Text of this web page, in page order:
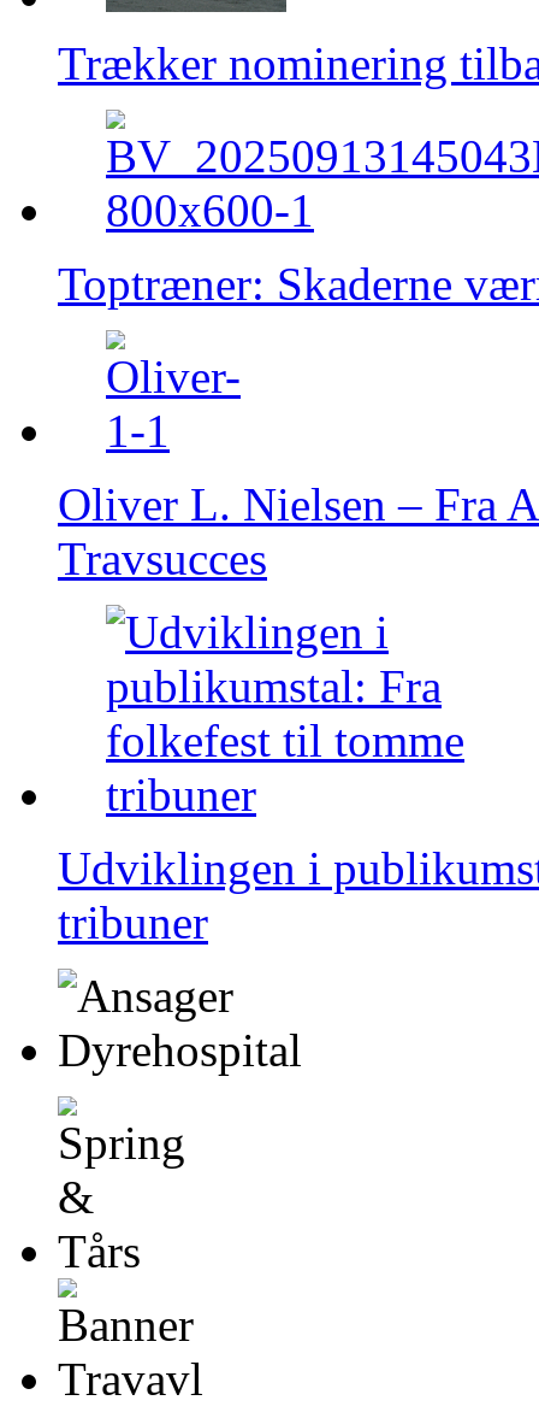
Trækker nominering
Toptræner: Skaderne
Oliver L. Nielsen – Fra
Travsucces
Udviklingen i
tribuner